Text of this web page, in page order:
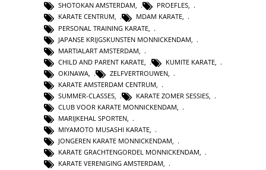
SHOTOKAN AMSTERDAM, PROEFLES,
KARATE CENTRUM, MDAM KARATE,
PERSONAL TRAINING KARATE
JAPANSE KRIJGSKUNSTEN MONNICKENDAM
MARTIALART AMSTERDAM
CHILD AND PARENT KARATE
KUMITE KARATE
OKINAWA
ZELFVERTROUWEN
KARATE AMSTERDAM CENTRUM
SUMMER-CLASSES
KARATE ZOMER SESSIES
CLUB VOOR KARATE MONNICKENDAM
MARIJKEHAL SPORTEN,
MIYAMOTO MUSASHI KARATE,
JONGEREN KARATE MONNICKENDAM,
KARATE GRACHTENGORDEL MONNICKENDAM,
KARATE VERENIGING AMSTERDAM,